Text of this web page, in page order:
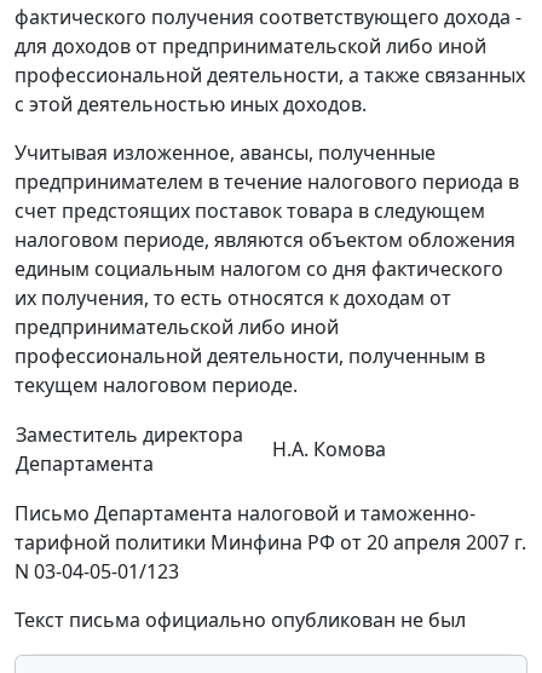
фактического получения соответствующего дохода -
для доходов от предпринимательской либо иной
профессиональной деятельности, а также связанных
с этой деятельностью иных доходов.
Учитывая изложенное, авансы, полученные
предпринимателем в течение налогового периода в
счет предстоящих поставок товара в следующем
налоговом периоде, являются объектом обложения
единым социальным налогом со дня фактического
их получения, то есть относятся к доходам от
предпринимательской либо иной
профессиональной деятельности, полученным в
текущем налоговом периоде.
Заместитель директора
Департамента
Н.А. Комова
Письмо Департамента налоговой и таможенно-
тарифной политики Минфина РФ от 20 апреля 2007 г.
N 03-04-05-01/123
Текст письма официально опубликован не был